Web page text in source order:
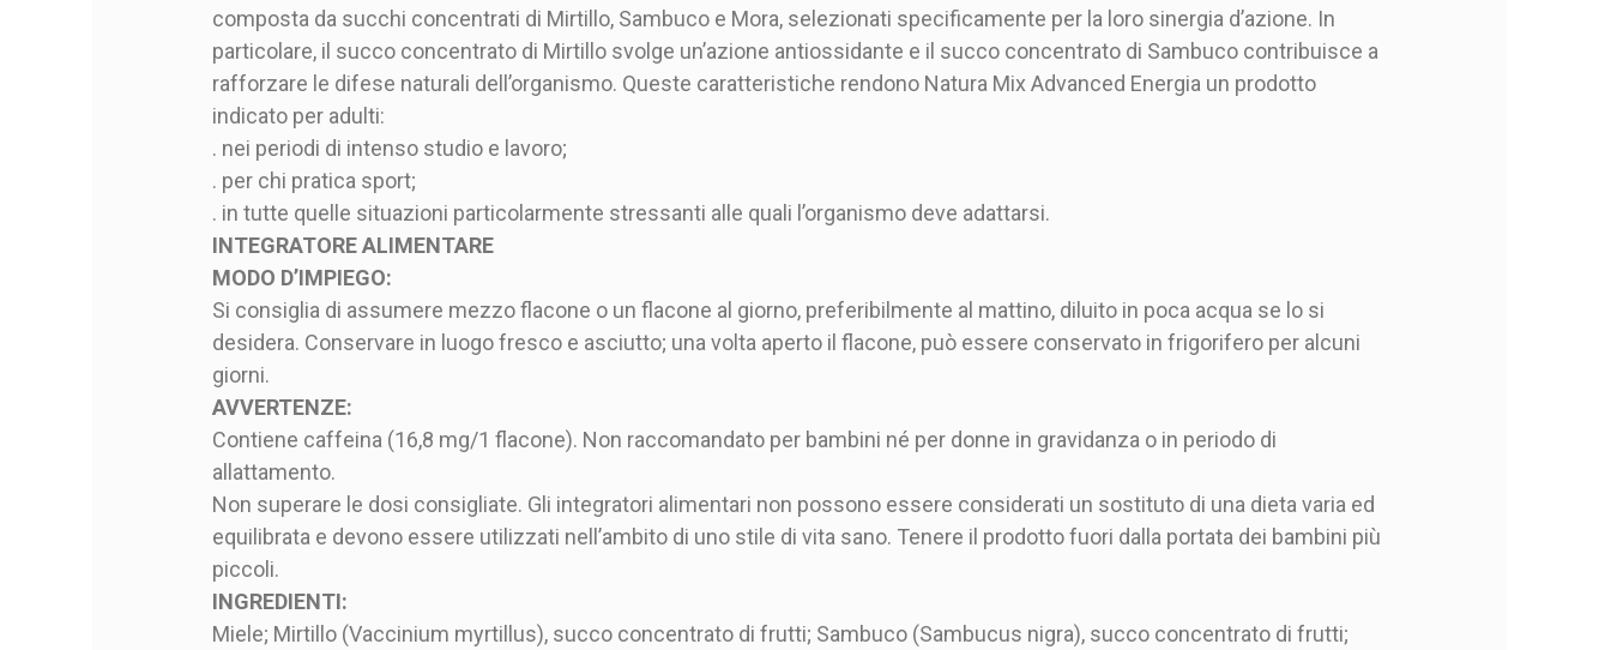
composta da succhi concentrati di Mirtillo, Sambuco e Mora, selezionati specificamente per la loro sinergia d’azione. In
particolare, il succo concentrato di Mirtillo svolge un’azione antiossidante e il succo concentrato di Sambuco contribuisce a
rafforzare le difese naturali dell’organismo. Queste caratteristiche rendono Natura Mix Advanced Energia un prodotto
indicato per adulti:
. nei periodi di intenso studio e lavoro;
. per chi pratica sport;
. in tutte quelle situazioni particolarmente stressanti alle quali l’organismo deve adattarsi.
INTEGRATORE ALIMENTARE
MODO D’IMPIEGO:
Si consiglia di assumere mezzo flacone o un flacone al giorno, preferibilmente al mattino, diluito in poca acqua se lo si
desidera. Conservare in luogo fresco e asciutto; una volta aperto il flacone, può essere conservato in frigorifero per alcuni
giorni.
AVVERTENZE:
Contiene caffeina (16,8 mg/1 flacone). Non raccomandato per bambini né per donne in gravidanza o in periodo di
allattamento.
Non superare le dosi consigliate. Gli integratori alimentari non possono essere considerati un sostituto di una dieta varia ed
equilibrata e devono essere utilizzati nell’ambito di uno stile di vita sano. Tenere il prodotto fuori dalla portata dei bambini più
piccoli.
INGREDIENTI:
Miele; Mirtillo (Vaccinium myrtillus), succo concentrato di frutti; Sambuco (Sambucus nigra), succo concentrato di frutti;